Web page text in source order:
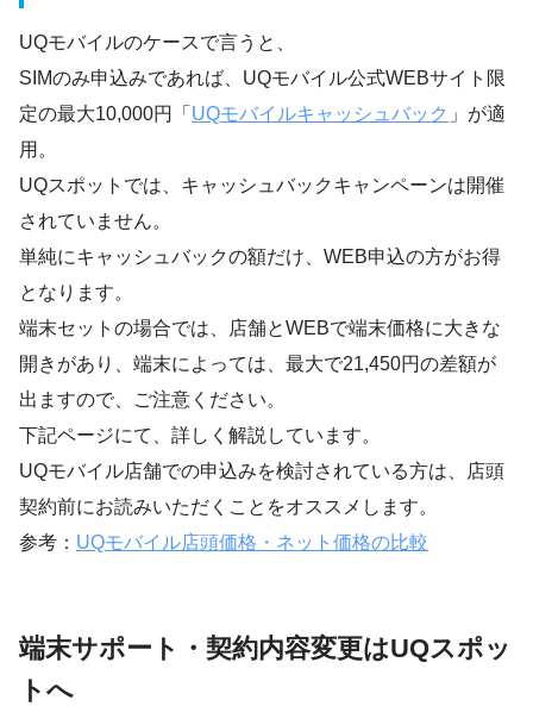
UQモバイルのケースで言うと、
SIMのみ申込みであれば、UQモバイル公式WEBサイト限
定の最大10,000円「 UQモバイルキャッシュバック 」が適
用。
UQスポットでは、キャッシュバックキャンペーンは開催
されていません。
単純にキャッシュバックの額だけ、WEB申込の方がお得
となります。
端末セットの場合では、店舗とWEBで端末価格に大きな
開きがあり、端末によっては、最大で21,450円の差額が
出ますので、ご注意ください。
下記ページにて、詳しく解説しています。
UQモバイル店舗での申込みを検討されている方は、店頭
契約前にお読みいただくことをオススメします。
参考： UQモバイル店頭価格・ネット価格の比較
端末サポート・契約内容変更はUQスポッ
トへ